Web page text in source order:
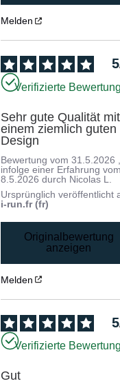
Melden
5
Verifizierte
Sehr gute Qualität mit
einem ziemlich guten
Design
Bewertung vom31.5.2026
infolge einer Erfahrung
8.5.2026 durch Nicolas L.
Ursprünglich veröffentlicht
i-run.fr (fr)
Originalbewertung
anzeigen
Melden
5
Verifizierte
Gut